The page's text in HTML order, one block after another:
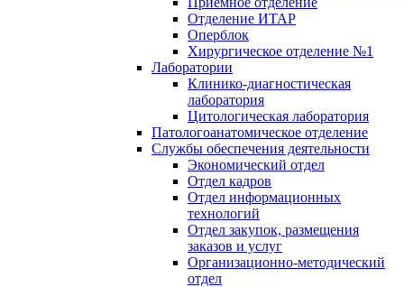
Отделение ИТАР
Оперблок
Хирургическое отделение №1
Лаборатории
Клинико-диагностическая
лаборатория
Цитологическая лаборатория
Патологоанатомическое отделение
Службы обеспечения деятельности
Экономический отдел
Отдел кадров
Отдел информационных
технологий
Отдел закупок, размещения
заказов и услуг
Организационно-методический
отдел